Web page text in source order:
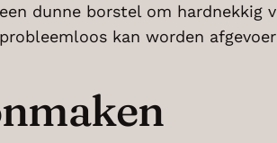
dunne borstel om hardnekkig
kan worden